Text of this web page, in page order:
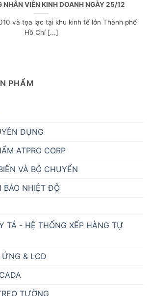
NHÂN VIÊN KINH DOANH NGÀY 25/12
và tọa lạc tại khu kinh tế lớn Thành phố
Hồ Chí [...]
PHẨM
DỤNG
ATPRO CORP
VÀ BỘ CHUYỂN
BÁO NHIỆT ĐỘ
TÁ - HỆ THỐNG XẾP HÀNG TỰ
& LCD
TƯỜNG